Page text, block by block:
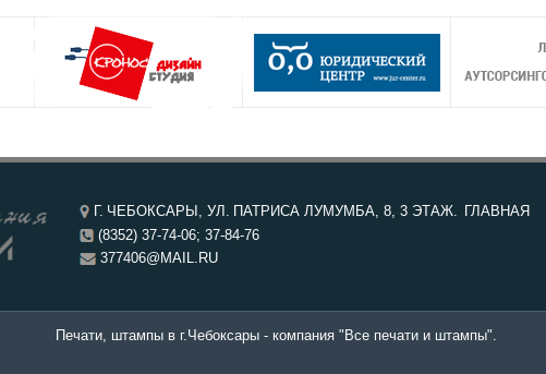
Г. ЧЕБОКСАРЫ, УЛ. ПАТРИСА ЛУМУМБА, 8, 3 ЭТАЖ.
(8352) 37-74-06; 37-84-76
377406@MAIL.RU
ГЛАВНАЯ
Печати, штампы в г.Чебоксары - компания "Все печати и штампы".